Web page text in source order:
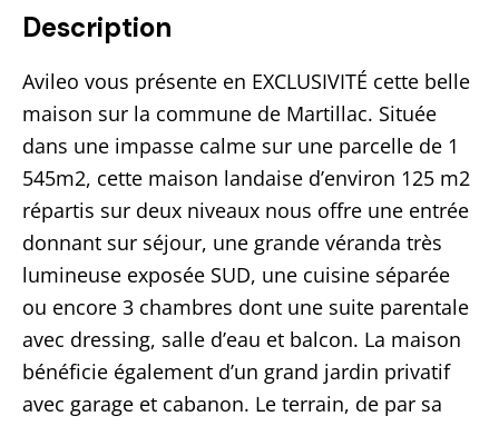
Description
Avileo vous présente en EXCLUSIVITÉ cette belle
maison sur la commune de Martillac. Située
dans une impasse calme sur une parcelle de 1
545m2, cette maison landaise d’environ 125 m2
répartis sur deux niveaux nous offre une entrée
donnant sur séjour, une grande véranda très
lumineuse exposée SUD, une cuisine séparée
ou encore 3 chambres dont une suite parentale
avec dressing, salle d’eau et balcon. La maison
bénéficie également d’un grand jardin privatif
avec garage et cabanon. Le terrain, de par sa